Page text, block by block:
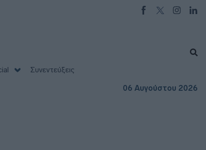
Συνεντεύξεις
06 Αυγούστου 2026